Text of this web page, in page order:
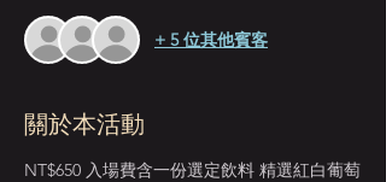
+ 5 位其他賓客
關於本活動
NT$650 入場費含一份選定飲料 精選紅白葡萄